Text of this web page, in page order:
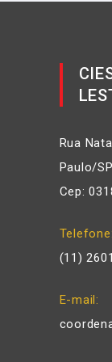
Rua
Paulo/
Cep:
Telefone
(11)
E-mail